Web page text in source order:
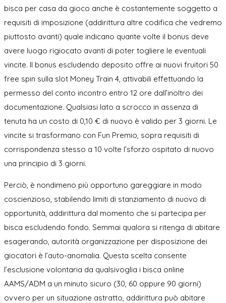
bisca per casa da gioco anche è costantemente soggetto a
requisiti di imposizione (addirittura altre codifica che vedremo
piuttosto avanti) quale indicano quante volte il bonus deve
avere luogo rigiocato avanti di poter togliere le eventuali
vincite. Il bonus escludendo deposito offre ai nuovi fruitori 50
free spin sulla slot Money Train 4, attivabili effettuando la
permesso del conto incontro entro 12 ore dall’inoltro dei
documentazione. Qualsiasi lato a scrocco in assenza di
tenuta ha un costo di 0,10 € di nuovo è valido per 3 giorni. Le
vincite si trasformano con Fun Premio, sopra requisiti di
corrispondenza stesso a 10 volte l’sforzo ospitato di nuovo
una principio di 3 giorni.
Perciò, è nondimeno più opportuno gareggiare in modo
coscienzioso, stabilendo limiti di stanziamento di nuovo di
opportunità, addirittura dal momento che si partecipa per
bisca escludendo fondo. Semmai qualora si ritenga di abitare
esagerando, autorità organizzazione per disposizione dei
giocatori è l’auto-anomalia. Questa scelta consente
l’esclusione volontaria da qualsivoglia i bisca online
AAMS/ADM a un minuto sicuro (30, 60 oppure 90 giorni)
ovvero per un situazione astratto, addirittura può abitare